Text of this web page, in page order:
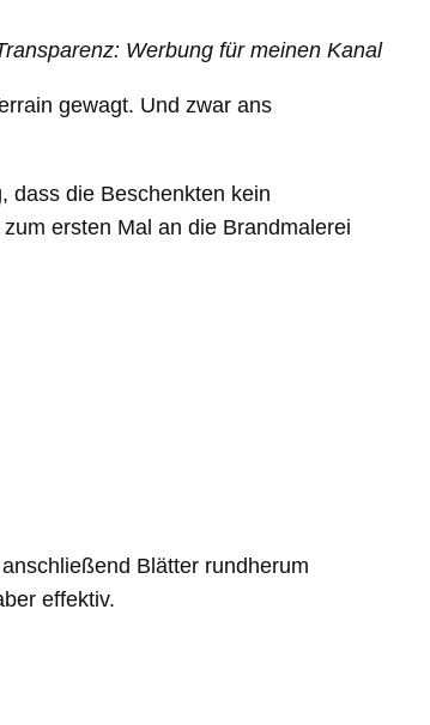
Werbung für meinen Kanal
gewagt. Und zwar ans
dass die Beschenkten kein
ersten Mal an die Brandmalerei
Blätter rundherum
effektiv.